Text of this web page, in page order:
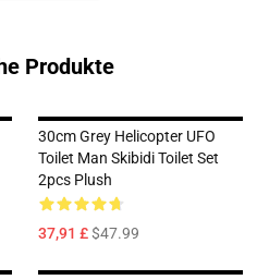
Produkte
30cm Grey Helicopter UFO
Toilet Man Skibidi Toilet Set
2pcs Plush
37,91 £$47.99